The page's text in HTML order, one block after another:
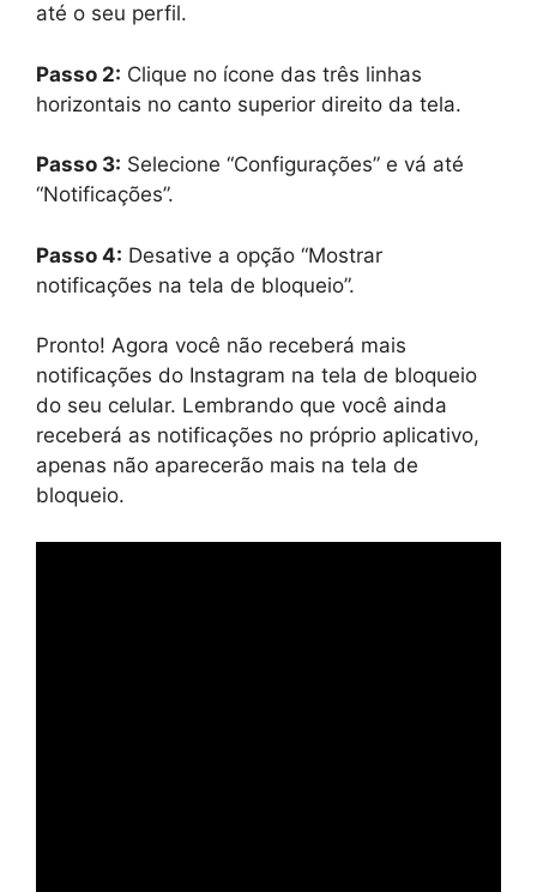
até o seu perfil.
Passo 2: Clique no ícone das três linhas
horizontais no canto superior direito da tela.
Passo 3: Selecione “Configurações” e vá até
“Notificações”.
Passo 4: Desative a opção “Mostrar
notificações na tela de bloqueio”.
Pronto! Agora você não receberá mais
notificações do Instagram na tela de bloqueio
do seu celular. Lembrando que você ainda
receberá as notificações no próprio aplicativo,
apenas não aparecerão mais na tela de
bloqueio.